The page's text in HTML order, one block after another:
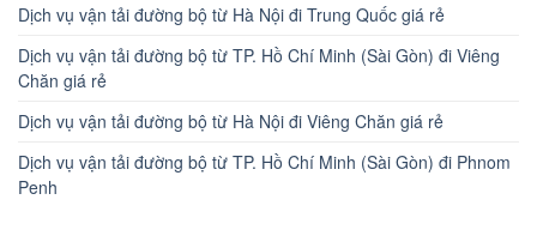
Dịch vụ vận tải đường bộ từ Hà Nội đi Trung Quốc giá rẻ
Dịch vụ vận tải đường bộ từ TP. Hồ Chí Minh (Sài Gòn) đi Viêng
Chăn giá rẻ
Dịch vụ vận tải đường bộ từ Hà Nội đi Viêng Chăn giá rẻ
Dịch vụ vận tải đường bộ từ TP. Hồ Chí Minh (Sài Gòn) đi Phnom
Penh